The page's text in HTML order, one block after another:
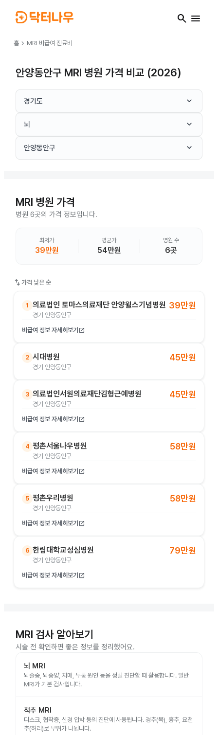
search menu
홈 chevron_right MRI 비급여 진료비
안양동안구 MRI 병원 가격 비교 (2026)
경기도 keyboard_arrow_down
뇌 keyboard_arrow_down
안양동안구 keyboard_arrow_down
MRI 병원 가격
병원 6곳의 가격 정보입니다.
최저가
39만원
평균가
54만원
병원 수
6곳
swap_vert 가격 낮은 순
1 의료법인 토마스의료재단 안양윌스기념병원
경기 안양동안구
39만원
비급여 정보 자세히보기 open_in_new
2 시대병원
경기 안양동안구
45만원
3 의료법인서원의료재단김형근예병원
경기 안양동안구
45만원
비급여 정보 자세히보기 open_in_new
4 평촌서울나우병원
경기 안양동안구
58만원
비급여 정보 자세히보기 open_in_new
5 평촌우리병원
경기 안양동안구
58만원
비급여 정보 자세히보기 open_in_new
6 한림대학교성심병원
경기 안양동안구
79만원
비급여 정보 자세히보기 open_in_new
MRI 검사 알아보기
시술 전 확인하면 좋은 정보를 정리했어요.
뇌 MRI
뇌졸중, 뇌종양, 치매, 두통 원인 등을 정밀 진단할 때 활용합니다. 일반
MRI가 기본 검사입니다.
척추 MRI
디스크, 협착증, 신경 압박 등의 진단에 사용됩니다. 경추(목), 흉추, 요천
추(허리)로 부위가 나뉩니다.